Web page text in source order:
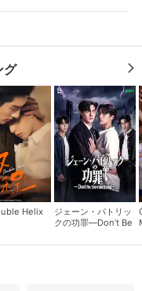
明細の確認が可能です。
お得なクーポンを確認でき
、定額見放題の購入履歴の
。こちらから視聴いただく
グ
Helix
ジェーン・パトリッ
クの功罪―Don’t Be